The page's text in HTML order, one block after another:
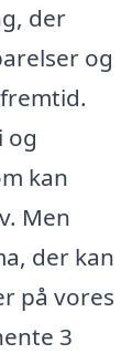
der
og
og
kan
Men
der kan
på vores
3